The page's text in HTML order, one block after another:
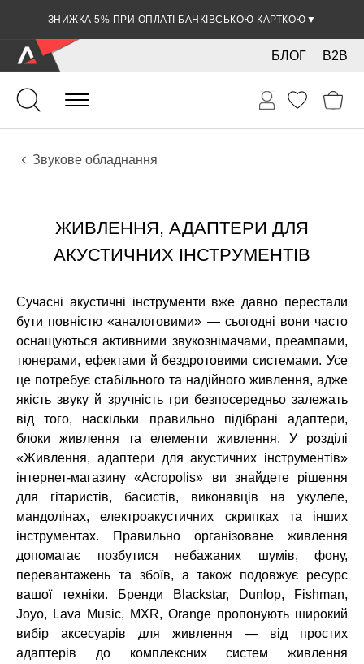
ЗНИЖКА 5% ПРИ ОПЛАТІ БАНКІВСЬКОЮ КАРТКОЮ ▼
B2B
БЛОГ
Гітари
Акустичні інструменти
Звукове обладнання
ЖИВЛЕННЯ, АДАПТЕРИ ДЛЯ
АКУСТИЧНИХ ІНСТРУМЕНТІВ
Сучасні акустичні інструменти вже давно перестали
бути повністю «аналоговими» — сьогодні вони часто
оснащуються активними звукознімачами, преампами,
тюнерами, ефектами й бездротовими системами. Усе
це потребує стабільного та надійного живлення, адже
якість звуку й зручність гри безпосередньо залежать
від того, наскільки правильно підібрані адаптери,
блоки живлення та елементи живлення. У розділі
«Живлення, адаптери для акустичних інструментів»
інтернет-магазину «Acropolis» ви знайдете рішення
для гітаристів, басистів, виконавців на укулеле,
мандолінах, електроакустичних скрипках та інших
інструментах. Правильно організоване живлення
допомагає позбутися небажаних шумів, фону,
перевантажень та збоїв, а також подовжує ресурс
вашої техніки. Бренди Blackstar, Dunlop, Fishman,
Joyo, Lava Music, MXR, Orange пропонують широкий
вибір аксесуарів для живлення — від простих
адаптерів до комплексних систем живлення